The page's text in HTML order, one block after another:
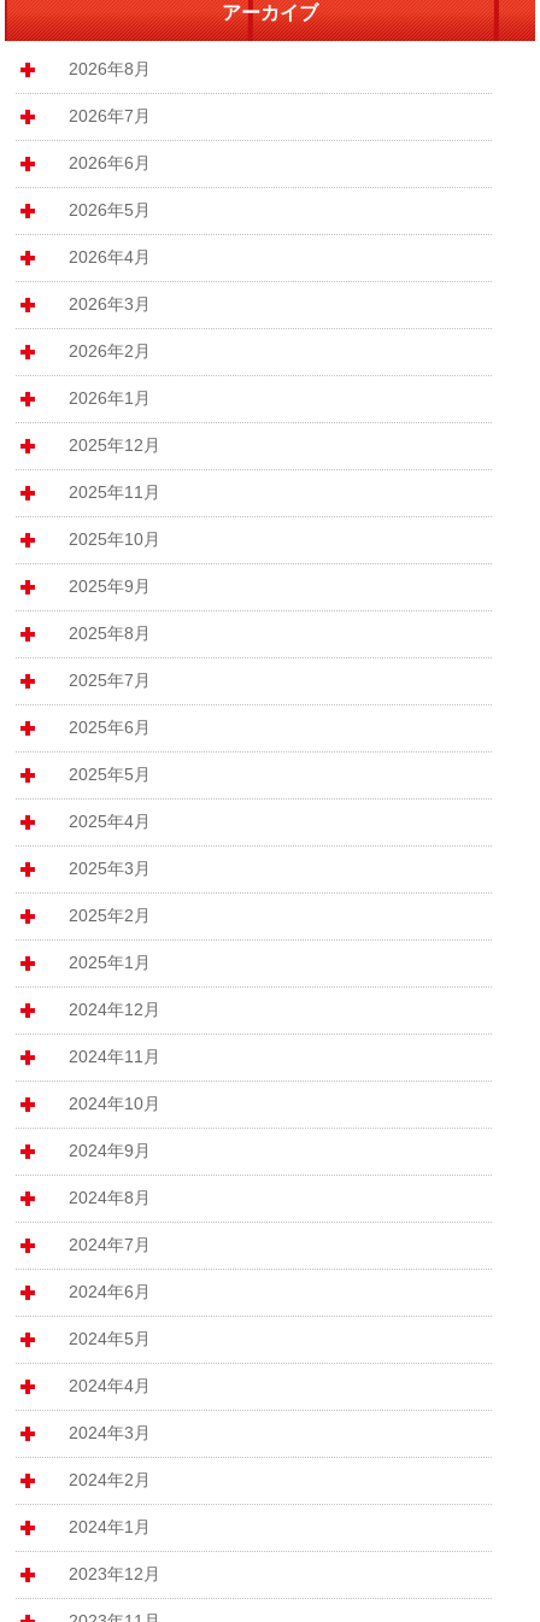
アーカイブ
2026年8月
2026年7月
2026年6月
2026年5月
2026年4月
2026年3月
2026年2月
2026年1月
2025年12月
2025年11月
2025年10月
2025年9月
2025年8月
2025年7月
2025年6月
2025年5月
2025年4月
2025年3月
2025年2月
2025年1月
2024年12月
2024年11月
2024年10月
2024年9月
2024年8月
2024年7月
2024年6月
2024年5月
2024年4月
2024年3月
2024年2月
2024年1月
2023年12月